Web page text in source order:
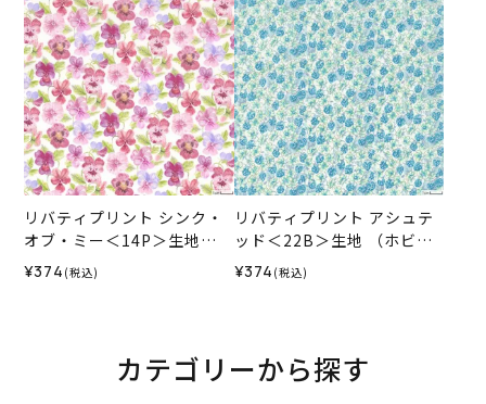
リバティプリント シンク・
オブ・ミー＜14P＞生地
（ホビーラホビーレオリジ
ナル）2025ES
¥374 (税込)
リバティプリント アシュテ
ッド＜22B＞生地 （ホビー
ラホビーレオリジナル）202
¥374 (税込)
カテゴリーから探す